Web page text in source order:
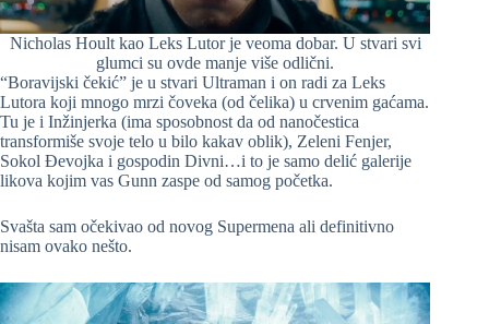
Nicholas Hoult kao Leks Lutor je veoma dobar. U stvari svi
glumci su ovde manje više odlični.
“Boravijski čekić” je u stvari Ultraman i on radi za Leks
Lutora koji mnogo mrzi čoveka (od čelika) u crvenim gaćama.
Tu je i Inžinjerka (ima sposobnost da od nanočestica
transformiše svoje telo u bilo kakav oblik), Zeleni Fenjer,
Sokol Đevojka i gospodin Divni…i to je samo delić galerije
likova kojim vas Gunn zaspe od samog početka.
Svašta sam očekivao od novog Supermena ali definitivno
nisam ovako nešto.